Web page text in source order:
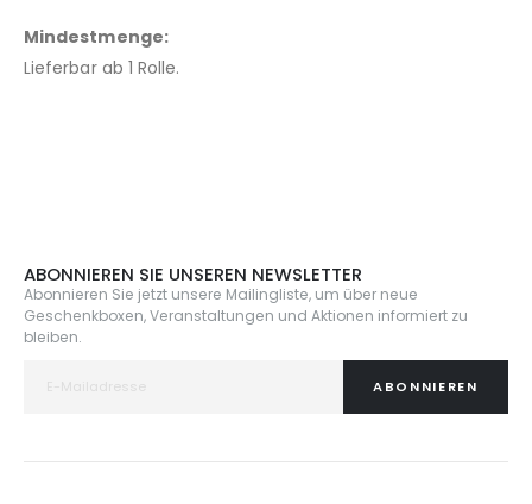
Mindestmenge:
Lieferbar ab 1 Rolle.
ABONNIEREN SIE UNSEREN NEWSLETTER
Abonnieren Sie jetzt unsere Mailingliste, um über neue
Geschenkboxen, Veranstaltungen und Aktionen informiert zu
bleiben.
ABONNIEREN